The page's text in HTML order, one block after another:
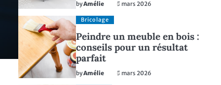
byAmélie 5 mars 2026
Bricolage
Peindre un meuble en bois :
conseils pour un résultat
parfait
byAmélie 5 mars 2026